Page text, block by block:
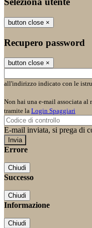
button close ×
Recupero password
button close ×
all'indirizzo indicato con le
Non hai una e-mail associata al
tramite la Login Spaggiari
E-mail inviata, si prega di
Errore
Chiudi
Successo
Chiudi
Informazione
Chiudi